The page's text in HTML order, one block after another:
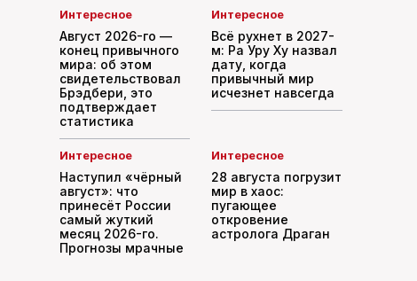
Интересное
Август 2026-го —
конец привычного
мира: об этом
свидетельствовал
Брэдбери, это
подтверждает
статистика
Интересное
Всё рухнет в 2027-
м: Ра Уру Ху назвал
дату, когда
привычный мир
исчезнет навсегда
Интересное
Наступил «чёрный
август»: что
принесёт России
самый жуткий
месяц 2026-го.
Прогнозы мрачные
Интересное
28 августа погрузит
мир в хаос:
пугающее
откровение
астролога Драган